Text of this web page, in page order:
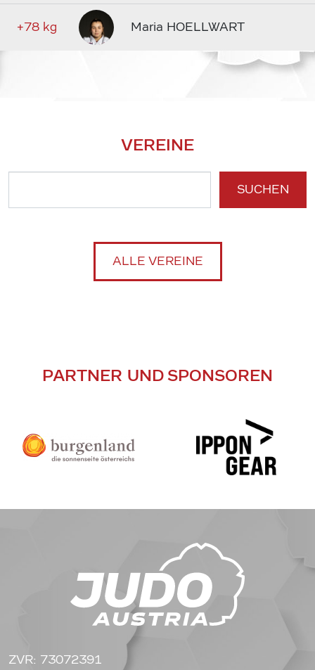
+78 kg Maria HOELLWART
VEREINE
SUCHEN
ALLE VEREINE
PARTNER UND SPONSOREN
ZVR: 73072391